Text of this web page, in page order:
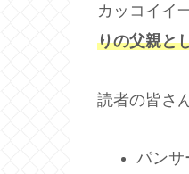
カッコイイ
りの父親と
読者の皆さ
パンサ